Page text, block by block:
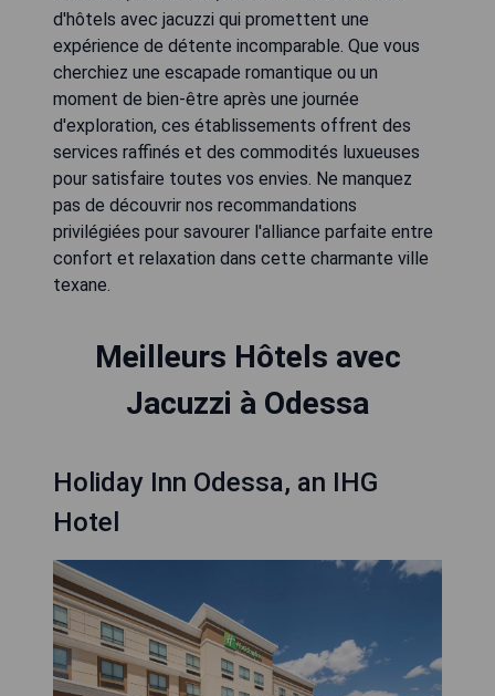
d'hôtels avec jacuzzi qui promettent une
expérience de détente incomparable. Que vous
cherchiez une escapade romantique ou un
moment de bien-être après une journée
d'exploration, ces établissements offrent des
services raffinés et des commodités luxueuses
pour satisfaire toutes vos envies. Ne manquez
pas de découvrir nos recommandations
privilégiées pour savourer l'alliance parfaite entre
confort et relaxation dans cette charmante ville
texane.
Meilleurs Hôtels avec
Jacuzzi à Odessa
Holiday Inn Odessa, an IHG
Hotel